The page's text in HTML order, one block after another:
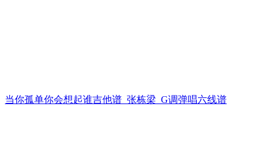
当你孤单你会想起谁吉他谱_张栋梁_G调弹唱六线谱